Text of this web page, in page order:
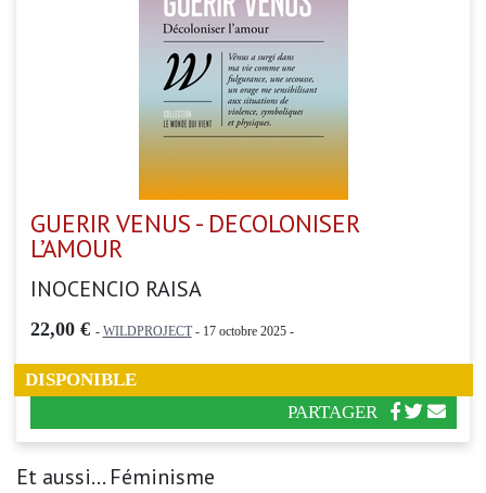
GUERIR VENUS - DECOLONISER
L’AMOUR
INOCENCIO RAISA
22,00 € - WILDPROJECT- 17 octobre 2025 -
DISPONIBLE
PARTAGER
Et aussi... Féminisme